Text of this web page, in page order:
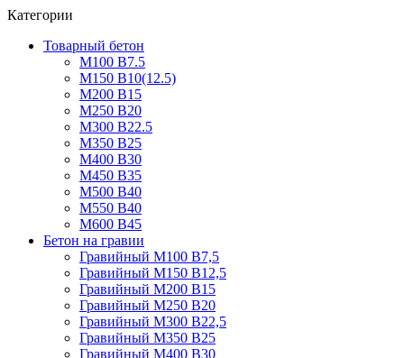
Категории
Товарный бетон
М100 В7.5
М150 В10(12.5)
М200 В15
М250 В20
М300 В22.5
М350 В25
М400 В30
М450 В35
М500 В40
М550 В40
М600 В45
Бетон на гравии
Гравийный М100 В7,5
Гравийный М150 В12,5
Гравийный М200 В15
Гравийный М250 В20
Гравийный М300 В22,5
Гравийный М350 В25
Гравийный М400 В30